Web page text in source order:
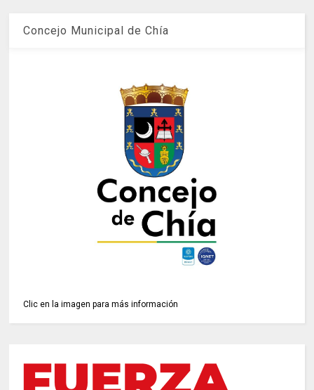
Concejo Municipal de Chía
Clic en la imagen para más información